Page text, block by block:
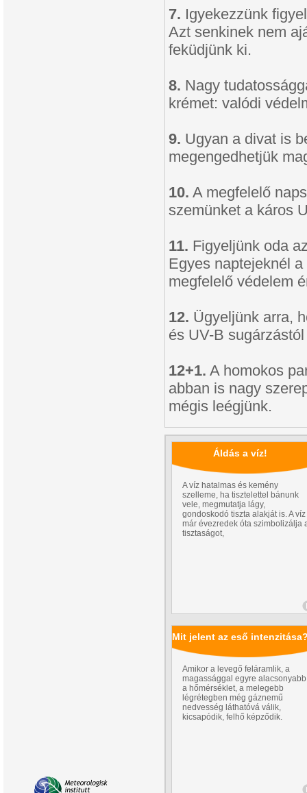
7. Igyekezzünk
Azt senkinek nem
feküdjünk ki.
8. Nagy
krémet: valódi
9. Ugyan a divat is
megengedhetjük
10. A megfelelő
szemünket a káros
11. Figyeljünk oda
Egyes naptejeknél
megfelelő védelem
12. Ügyeljünk arra,
és UV-B
12+1. A homokos
abban is nagy
mégis leégjünk.
Áldás a víz!
A víz hatalmas és kemény
szelleme, ha tisztelettel bánunk
vele, megmutatja lágy,
gondoskodó tiszta alakját is. A víz
már évezredek óta szimbolizálja
tisztaságot,
Mit jelent az eső
Amikor a levegő feláramlik, a
magassággal egyre alacsonyabb
a hőmérséklet, a melegebb
légrétegben még gáznemű
nedvesség láthatóvá válik,
kicsapódik, felhő képződik.